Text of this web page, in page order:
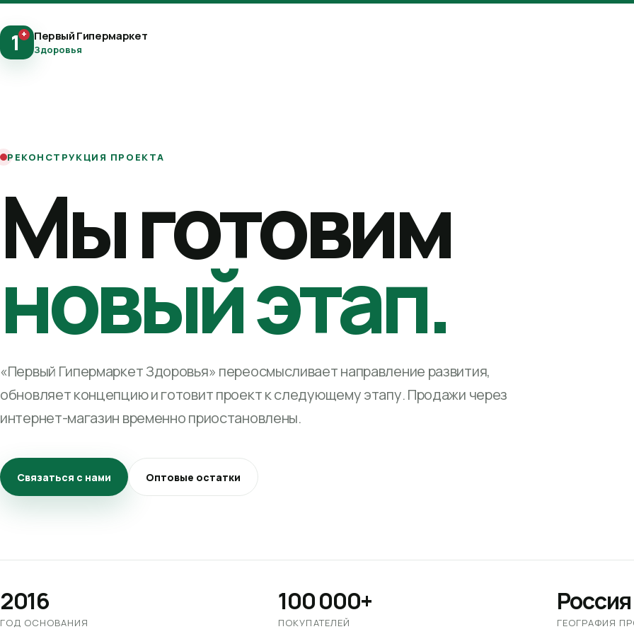
1+ Первый Гипермаркет
Здоровья
РЕКОНСТРУКЦИЯ ПРОЕКТА
Мы готовим
новый этап.
«Первый Гипермаркет Здоровья» переосмысливает направление развития,
обновляет концепцию и готовит проект к следующему этапу. Продажи через
интернет-магазин временно приостановлены.
Связаться с нами Оптовые остатки
2016
ГОД ОСНОВАНИЯ
100 000+
ПОКУПАТЕЛЕЙ
Россия
ГЕОГРАФИЯ